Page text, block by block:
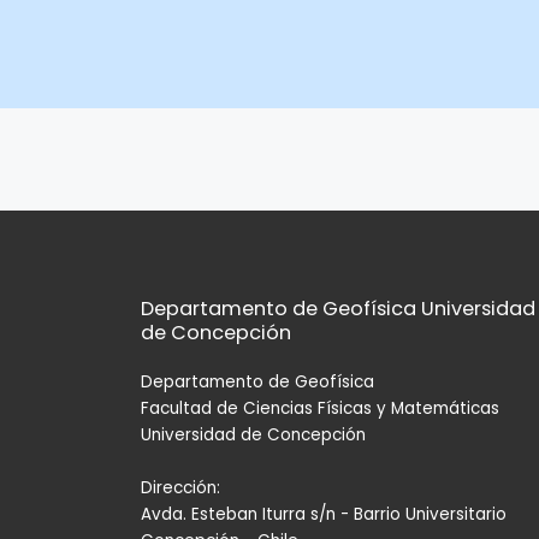
de
Departamento de Geofísica Universidad
de Concepción
Departamento de Geofísica
Facultad de Ciencias Físicas y Matemáticas
Universidad de Concepción
Dirección:
Avda. Esteban Iturra s/n - Barrio Universitario